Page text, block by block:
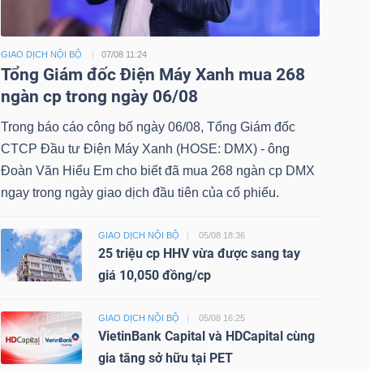
GIAO DỊCH NỘI BỘ 07/08 11:24
Tổng Giám đốc Điện Máy Xanh mua 268
ngàn cp trong ngày 06/08
Trong báo cáo công bố ngày 06/08, Tổng Giám đốc
CTCP Đầu tư Điện Máy Xanh (HOSE: DMX) - ông
Đoàn Văn Hiểu Em cho biết đã mua 268 ngàn cp DMX
ngay trong ngày giao dịch đầu tiên của cổ phiếu.
GIAO DỊCH NỘI BỘ 05/08 18:36
25 triệu cp HHV vừa được sang tay
giá 10,050 đồng/cp
GIAO DỊCH NỘI BỘ 05/08 16:25
VietinBank Capital và HDCapital cùng
gia tăng sở hữu tại PET